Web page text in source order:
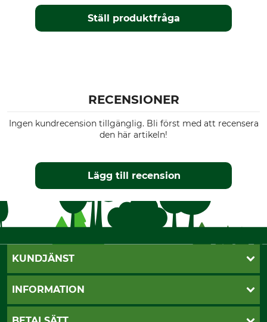
Ställ produktfråga
RECENSIONER
Ingen kundrecension tillgänglig. Bli först med att recensera
den här artikeln!
Lägg till recension
KUNDJÄNST
Öppettider
Vanliga frågor
INFORMATION
Butik Vansbro